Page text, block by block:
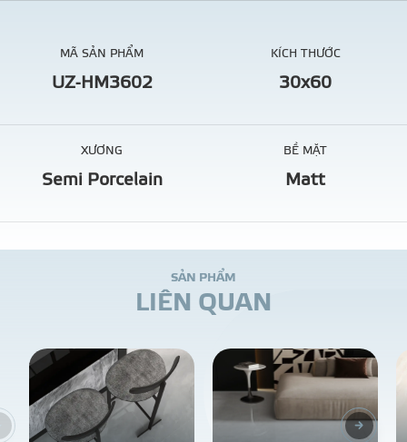
MÃ SẢN PHẨM
UZ-HM3602
KÍCH THƯỚC
30x60
XƯƠNG
Semi Porcelain
BỀ MẶT
Matt
SẢN PHẨM
LIÊN QUAN